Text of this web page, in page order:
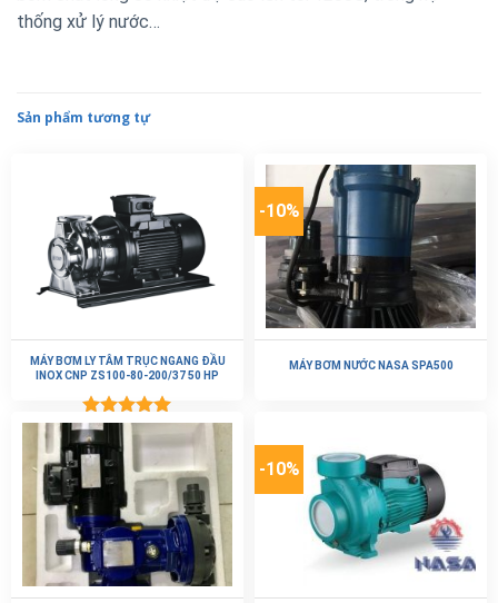
thống xử lý nước…
Sản phẩm tương tự
MÁY BƠM LY TÂM TRỤC NGANG ĐẦU
INOX CNP ZS100-80-200/37 50 HP
Được xếp
hạng
5.00
5 sao
-10%
MÁY BƠM NƯỚC NASA SPA500
-10%